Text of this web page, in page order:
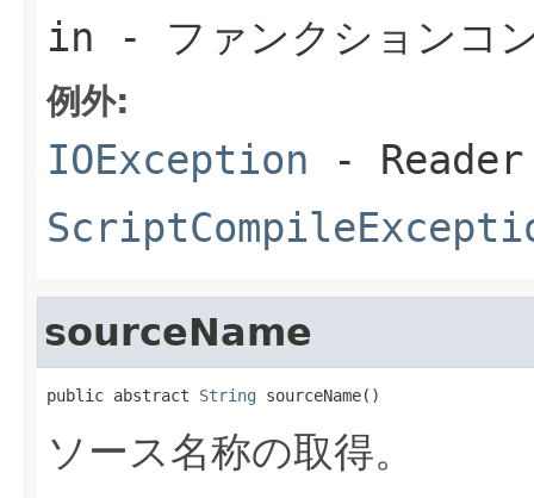
in - ファンクションコ
例外:
IOException - Reader
sourceName
public abstract String sourceName()
ソース名称の取得。